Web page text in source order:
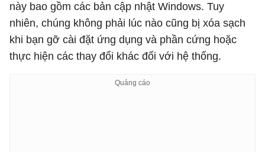
này bao gồm các bản cập nhật Windows. Tuy
nhiên, chúng không phải lúc nào cũng bị xóa sạch
khi bạn gỡ cài đặt ứng dụng và phần cứng hoặc
thực hiện các thay đổi khác đối với hệ thống.